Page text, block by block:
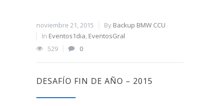
noviembre 21, 2015 By Backup BMW CCU
In Eventos1dia, EventosGral
529
0
DESAFÍO FIN DE AÑO – 2015